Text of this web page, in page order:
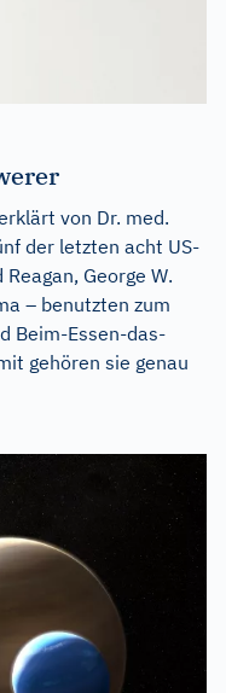
von Dr. med.
der letzten acht US-
George W.
– benutzten zum
Beim-Essen-das-
gehören sie genau